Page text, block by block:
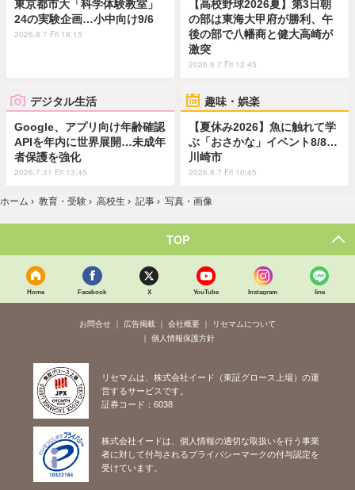
東京都市大「科学体験教室」
24の実験企画…小中向け9/6
2026.8.7 Fri 18:15
【高校野球2026夏】第3日朝
の部は東海大甲府が勝利、午
後の部で八幡商と健大高崎が
激突
2026.8.7 Fri 12:45
デジタル生活
Google、アプリ向け年齢確認
APIを年内に世界展開…未成年
者保護を強化
2026.7.31 Fri 13:45
趣味・娯楽
【夏休み2026】魚に触れて学
ぶ「おさかな」イベント8/8…
川崎市
2026.8.7 Fri 10:45
ホーム › 教育・受験 › 高校生 › 記事 › 写真・画像
TOP
Home Facebook X YouTube Instagram line
お問合せ 広告掲載 会社概要
リセマムについて
個人情報保護方針
リセマムは、株式会社イード（東証グロース上場）の運
営するサービスです。
証券コード：6038
株式会社イードは、個人情報の適切な取扱いを行う事業
者に対して付与されるプライバシーマークの付与認定を
受けています。